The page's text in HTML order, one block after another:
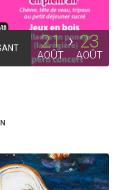
21
AOÛT
23
AOÛT